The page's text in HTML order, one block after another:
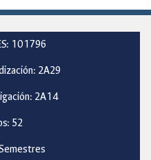
101796
2A29
2A14
52